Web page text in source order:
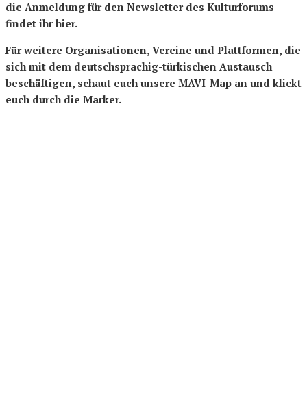
die Anmeldung für den Newsletter des Kulturforums
findet ihr hier.
Für weitere Organisationen, Vereine und Plattformen, die
sich mit dem deutschsprachig-türkischen Austausch
beschäftigen, schaut euch unsere MAVI-Map an und klickt
euch durch die Marker.